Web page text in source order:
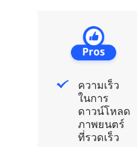
ความเร็ว
ในการ
ดาวน์โหลด
ภาพยนตร์
ที่รวดเร็ว